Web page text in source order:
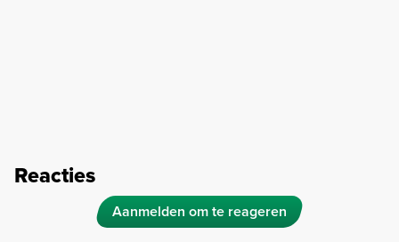
Reacties
Aanmelden om te reageren